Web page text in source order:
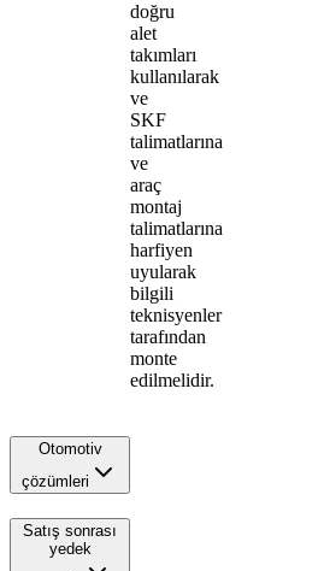
doğru
alet
takımları
kullanılarak
ve
SKF
talimatlarına
ve
araç
montaj
talimatlarına
harfiyen
uyularak
bilgili
teknisyenler
tarafından
monte
edilmelidir.
Otomotiv
çözümleri
Satış sonrası
yedek